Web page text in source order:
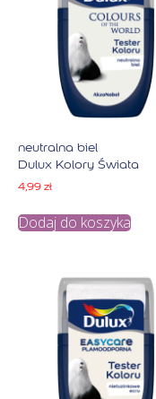
neutralna biel
Dulux Kolory Świata
4,99 zł
Dodaj do koszyka